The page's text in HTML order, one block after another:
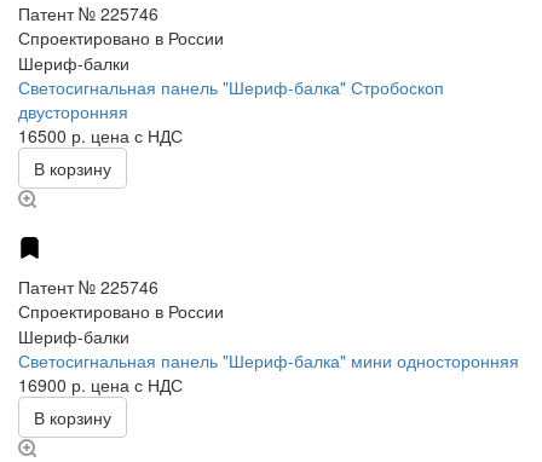
Патент № 225746
Спроектировано в России
Шериф-балки
Светосигнальная панель "Шериф-балка" Стробоскоп
двусторонняя
16500 р. цена с НДС
В корзину
Патент № 225746
Спроектировано в России
Шериф-балки
Светосигнальная панель "Шериф-балка" мини односторонняя
16900 р. цена с НДС
В корзину